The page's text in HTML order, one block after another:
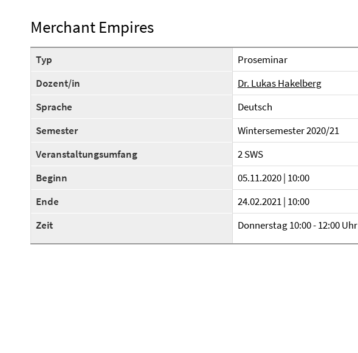
Merchant Empires
Typ
Proseminar
Dozent/in
Dr. Lukas Hakelberg
Sprache
Deutsch
Semester
Wintersemester 2020/21
Veranstaltungsumfang
2 SWS
Beginn
05.11.2020 | 10:00
Ende
24.02.2021 | 10:00
Zeit
Donnerstag 10:00 - 12:00 Uhr